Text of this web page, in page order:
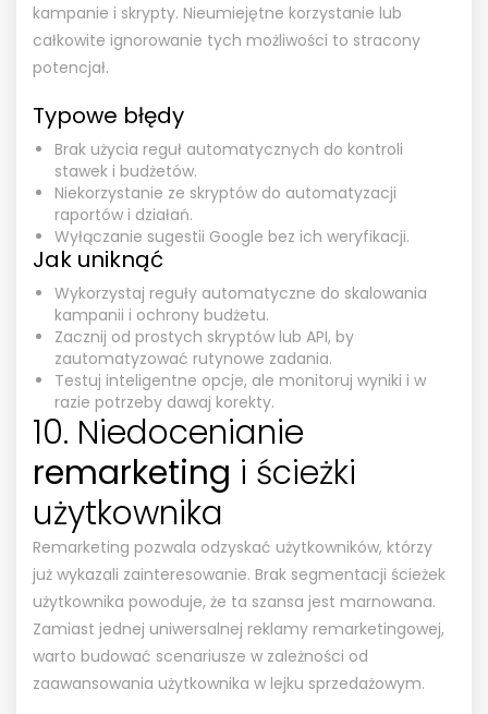
kampanie i skrypty. Nieumiejętne korzystanie lub
całkowite ignorowanie tych możliwości to stracony
potencjał.
Typowe błędy
Brak użycia reguł automatycznych do kontroli
stawek i budżetów.
Niekorzystanie ze skryptów do automatyzacji
raportów i działań.
Wyłączanie sugestii Google bez ich weryfikacji.
Jak uniknąć
Wykorzystaj reguły automatyczne do skalowania
kampanii i ochrony budżetu.
Zacznij od prostych skryptów lub API, by
zautomatyzować rutynowe zadania.
Testuj inteligentne opcje, ale monitoruj wyniki i w
razie potrzeby dawaj korekty.
10. Niedocenianie
remarketing i ścieżki
użytkownika
Remarketing pozwala odzyskać użytkowników, którzy
już wykazali zainteresowanie. Brak segmentacji ścieżek
użytkownika powoduje, że ta szansa jest marnowana.
Zamiast jednej uniwersalnej reklamy remarketingowej,
warto budować scenariusze w zależności od
zaawansowania użytkownika w lejku sprzedażowym.